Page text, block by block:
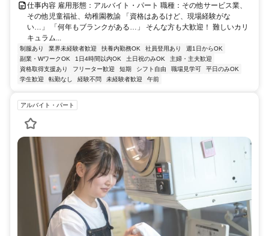
仕事内容 雇用形態：アルバイト・パート 職種：その他サービス業、
その他児童福祉、幼稚園教諭 「資格はあるけど、現場経験がな
い…」 「何年もブランクがある…」 そんな方も大歓迎！ 難しいカリ
キュラム...
制服あり 業界未経験者歓迎 扶養内勤務OK 社員登用あり
週1日からOK
副業・WワークOK
1日4時間以内OK 土日祝のみOK
主婦・主夫歓迎
資格取得支援あり
フリーター歓迎 短期 シフト自由 職場見学可
平日のみOK
学生歓迎
転勤なし 経験不問 未経験者歓迎 午前
アルバイト・パート